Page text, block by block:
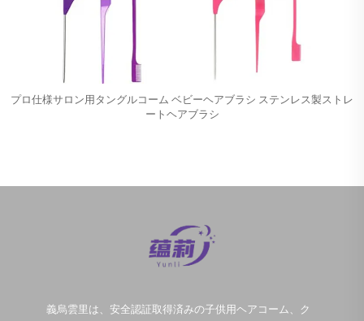
プロ仕様サロン用タングルコーム ベビーヘアブラシ ステンレス製ストレ
ートヘアブラシ
義烏雲里は、安全認証取得済みの子供用ヘアコーム、ク